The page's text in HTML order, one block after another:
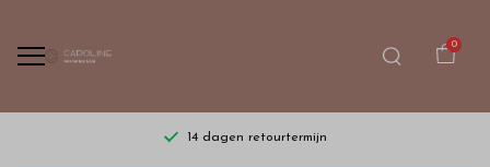
0
14 dagen retourtermijn